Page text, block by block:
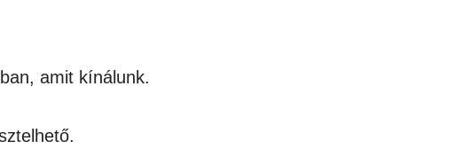
amit kínálunk.